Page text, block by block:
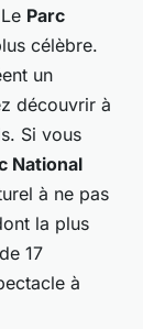
Parc
célèbre.
un
découvrir à
Si vous
National
à ne pas
la plus
17
à